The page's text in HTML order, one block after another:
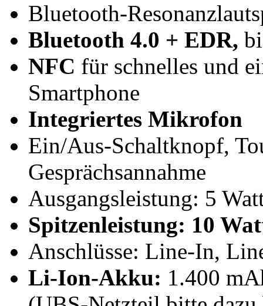
Bluetooth-
Bluetooth 4.0 + EDR,
NFC für schnelles und
Smartphone
Integriertes Mikrofon
Ein/Aus-Schaltknopf,
Gesprächsannahme
Ausgangsleistung: 5
Spitzenleistung: 10
Anschlüsse: Line-In,
Li-Ion-Akku: 1.400